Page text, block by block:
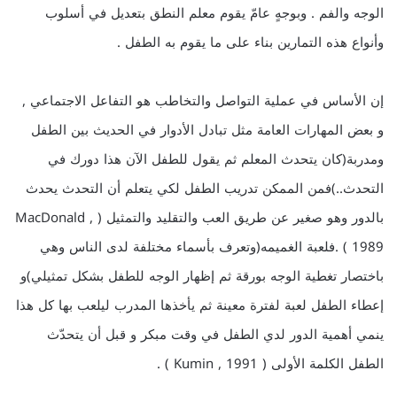
الوجه والفم . وبوجهٍ عامّ يقوم معلم النطق بتعديل في أسلوب
وأنواع هذه التمارين بناء على ما يقوم به الطفل .
إن الأساس في عملية التواصل والتخاطب هو التفاعل الاجتماعي ,
و بعض المهارات العامة مثل تبادل الأدوار في الحديث بين الطفل
ومدربة(كان يتحدث المعلم ثم يقول للطفل الآن هذا دورك في
التحدث..)فمن الممكن تدريب الطفل لكي يتعلم أن التحدث يحدث
بالدور وهو صغير عن طريق العب والتقليد والتمثيل ( MacDonald ,
1989 ) .فلعبة الغميمه(وتعرف بأسماء مختلفة لدى الناس وهي
باختصار تغطية الوجه بورقة ثم إظهار الوجه للطفل بشكل تمثيلي)و
إعطاء الطفل لعبة لفترة معينة ثم يأخذها المدرب ليلعب بها كل هذا
ينمي أهمية الدور لدي الطفل في وقت مبكر و قبل أن يتحدّث
الطفل الكلمة الأولى ( Kumin , 1991 ) .